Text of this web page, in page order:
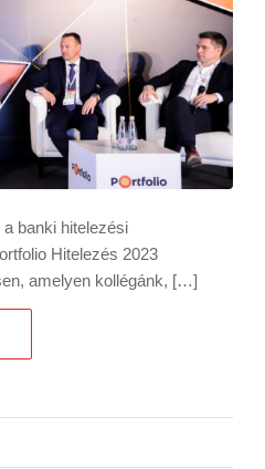
banki hitelezési
Hitelezés 2023
amelyen kollégánk, […]